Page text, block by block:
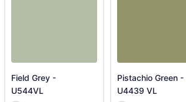
Field Grey -
U544VL
Pistachio Green -
U4439 VL